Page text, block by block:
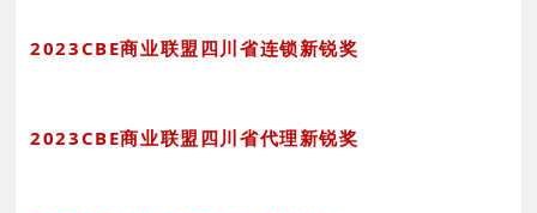
2023CBE商业联盟四川省连锁新锐奖
2023CBE商业联盟四川省代理新锐奖